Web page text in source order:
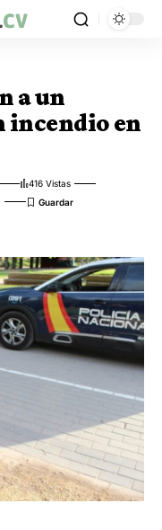
a un
incendio en
416 Vistas